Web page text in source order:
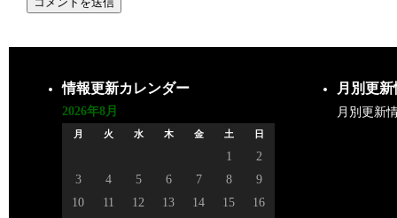
情報更新カレンダー
2026年8月
月 火 水 木 金 土 日
1
2
3
4 5 6 7 8
9
10
11 12 13 14 15
16
月別更
月別更新